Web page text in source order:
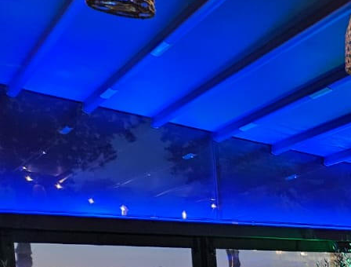
WhatsApp Image 2023-12-16 at 16.12.49 (2)